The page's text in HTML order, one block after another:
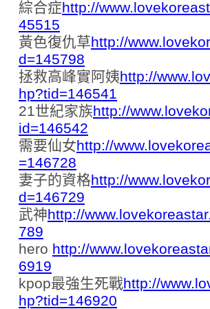
綜合症http://
45515
黃色復仇草http://
d=145798
拯救高峰實阿姨http://
hp?tid=146541
21世紀家族http://
id=146542
需要仙女http://
=146728
妻子的資格http://
d=146729
武神http://
789
hero http://
6919
kpop最強生死戰http://
hp?tid=146920